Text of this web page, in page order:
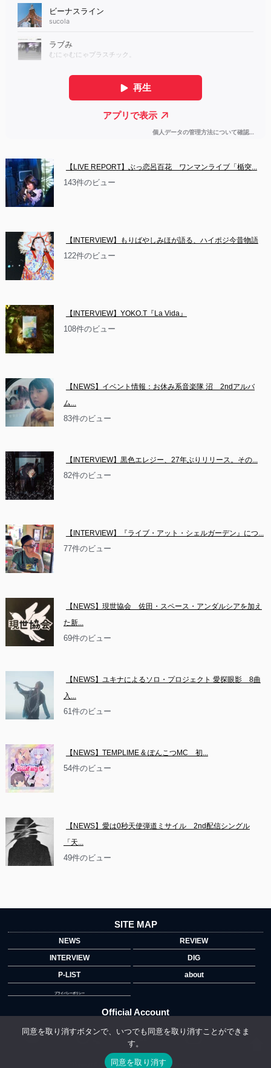
【LIVE REPORT】ぶっ恋呂百花　ワンマンライブ「楯突...
143件のビュー
【INTERVIEW】もりばやしみほが語る、ハイポジ今昔物語
122件のビュー
【INTERVIEW】YOKO.T『La Vida』
108件のビュー
【NEWS】イベント情報：お休み系音楽隊 沼　2ndアルバ
ム...
83件のビュー
【INTERVIEW】黒色エレジー、27年ぶりリリース。その...
82件のビュー
【INTERVIEW】『ライブ・アット・シェルガーデン』につ...
77件のビュー
【NEWS】現世協会　佐田・スペース・アンダルシアを加え
た新...
69件のビュー
【NEWS】ユキナによるソロ・プロジェクト 愛探眼影　8曲
入...
61件のビュー
【NEWS】TEMPLIME & ぽんこつMC　初...
54件のビュー
【NEWS】愛は0秒天使弾道ミサイル　2nd配信シングル
「天...
49件のビュー
SITE MAP
NEWS
REVIEW
INTERVIEW
DIG
P-LIST
about
プライバシーポリシー
Official Account
Copyright © 2014 copyrights.indiegrab.jp All Rights Reserved.
同意を取り消すボタンで、いつでも同意を取り消すことができま
す。
同意を取り消す